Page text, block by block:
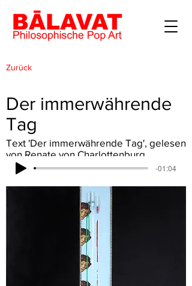
Zurück
Der immerwährende
Tag
Text 'Der immerwährende Tag', gelesen
von Renate von Charlottenburg
-01:04
Lade...